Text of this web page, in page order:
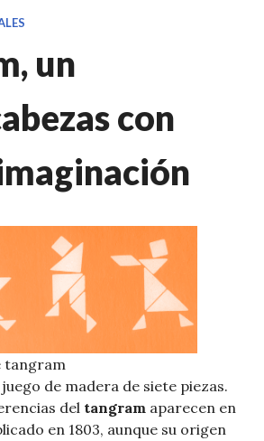
un
con
tangram
juego de madera de siete piezas.
del tangram aparecen en
en 1803, aunque su origen